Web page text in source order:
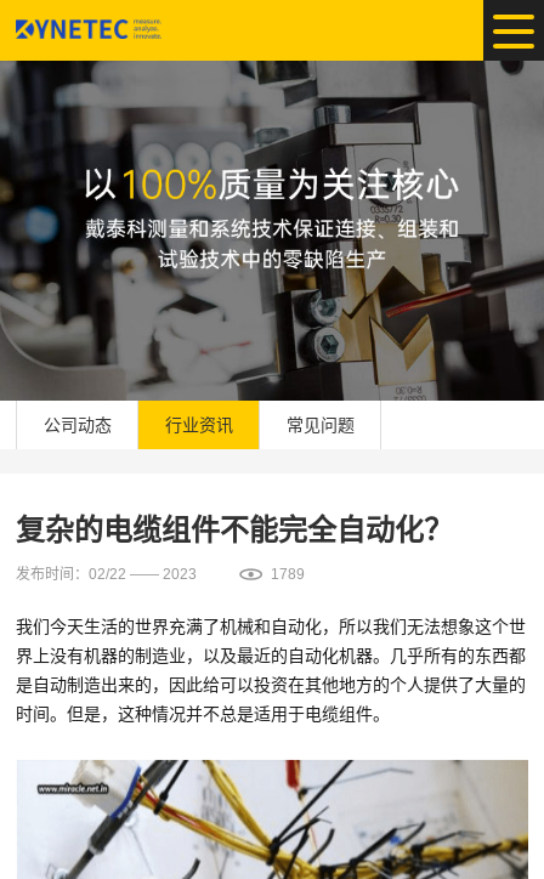
公司动态 行业资讯 常见问题
复杂的电缆组件不能完全自动化？
发布时间：02/22 —— 2023 1789
我们今天生活的世界充满了机械和自动化，所以我们无法想象这个世
界上没有机器的制造业，以及最近的自动化机器。几乎所有的东西都
是自动制造出来的，因此给可以投资在其他地方的个人提供了大量的
时间。但是，这种情况并不总是适用于电缆组件。